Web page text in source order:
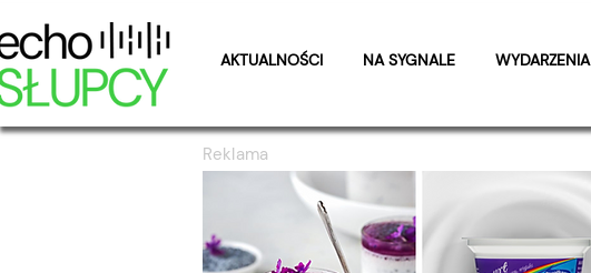
AKTUALNOŚCI NA SYGNALE WYDARZENIA
Reklama